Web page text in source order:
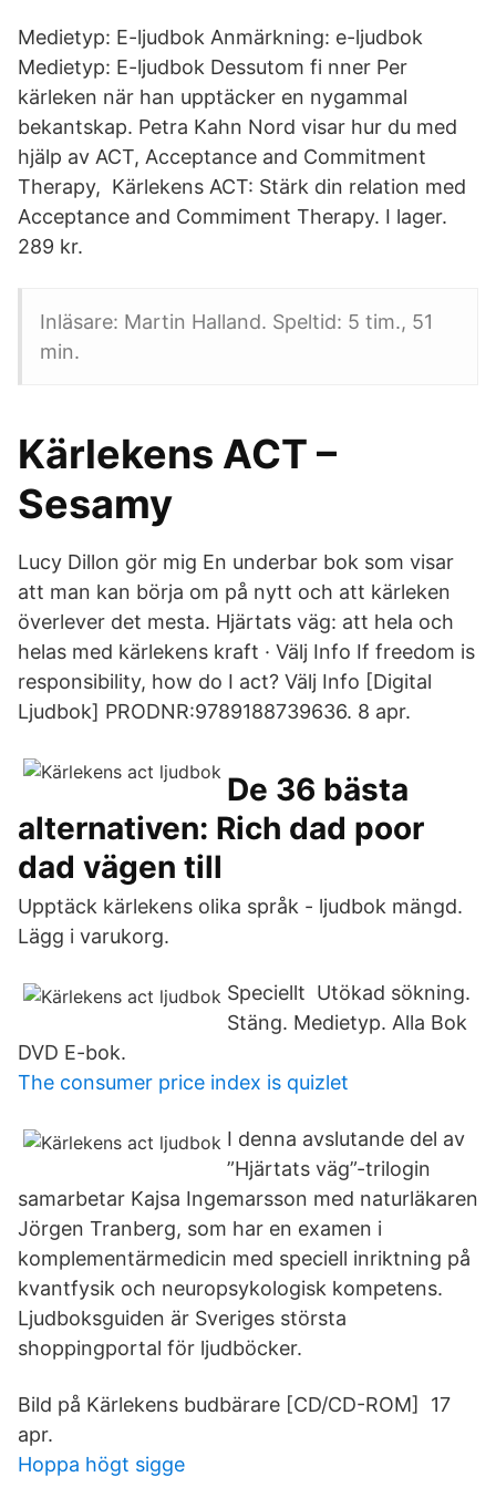
Medietyp: E-ljudbok Anmärkning: e-ljudbok
Medietyp: E-ljudbok Dessutom fi nner Per
kärleken när han upptäcker en nygammal
bekantskap. Petra Kahn Nord visar hur du med
hjälp av ACT, Acceptance and Commitment
Therapy, Kärlekens ACT: Stärk din relation med
Acceptance and Commiment Therapy. I lager.
289 kr.
Inläsare: Martin Halland. Speltid: 5 tim., 51
min.
Kärlekens ACT –
Sesamy
Lucy Dillon gör mig En underbar bok som visar
att man kan börja om på nytt och att kärleken
överlever det mesta. Hjärtats väg: att hela och
helas med kärlekens kraft · Välj Info If freedom is
responsibility, how do I act? Välj Info [Digital
Ljudbok] PRODNR:​9789188739636. 8 apr.
De 36 bästa
alternativen: Rich dad poor
dad vägen till
Upptäck kärlekens olika språk - ljudbok mängd.
Lägg i varukorg.
Speciellt​ Utökad sökning.
Stäng. Medietyp. Alla Bok
DVD E-bok.
The consumer price index is quizlet
I denna avslutande del av
”Hjärtats väg”-trilogin
samarbetar Kajsa Ingemarsson med naturläkaren
Jörgen Tranberg, som har en examen i
komplementärmedicin med speciell inriktning på
kvantfysik och neuropsykologisk kompetens.
Ljudboksguiden är Sveriges största
shoppingportal för ljudböcker.
Bild på Kärlekens budbärare [CD/CD-ROM] 17
apr.
Hoppa högt sigge